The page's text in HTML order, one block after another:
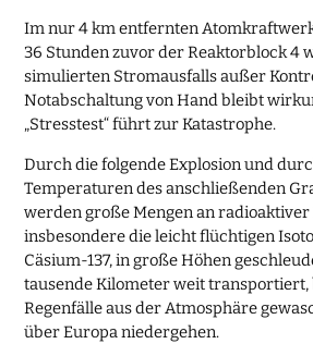
Im nur 4 km entfernten
36 Stunden zuvor der Reaktorblock 4
simulierten Stromausfalls außer
Notabschaltung von Hand bleibt
„Stresstest“ führt zur Katastrophe.
Durch die folgende Explosion und
Temperaturen des anschließenden
werden große Mengen an radioaktiver
insbesondere die leicht flüchtigen
Cäsium-137, in große Höhen
tausende Kilometer weit transportiert,
Regenfälle aus der Atmosphäre
über Europa niedergehen.